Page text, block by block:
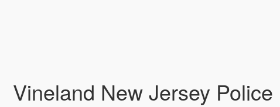
Vineland New Jersey Police